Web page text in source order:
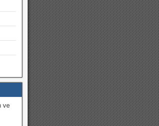
ve